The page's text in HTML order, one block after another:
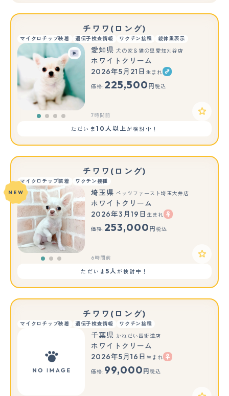
チワワ(ロング)
マイクロチップ装着 遺伝子検査情報 ワクチン接種 親体重表示
愛知県 犬の家＆猫の里愛知刈谷店
ホワイトクリーム
2026年5月21日 生まれ
価格: 225,500 円 税込
7時間前
ただいま 10人以上が検討中！
チワワ(ロング)
マイクロチップ装着 ワクチン接種
もっと見る
NEW 埼玉県 ペッツファースト埼玉大井店
ホワイトクリーム
2026年3月19日 生まれ
価格: 253,000 円 税込
6時間前
ただいま 5人が検討中！
チワワ(ロング)
マイクロチップ装着 遺伝子検査情報 ワクチン接種
千葉県 かねだい四街道店
ホワイトクリーム
2026年5月16日 生まれ
価格: 99,000 円 税込